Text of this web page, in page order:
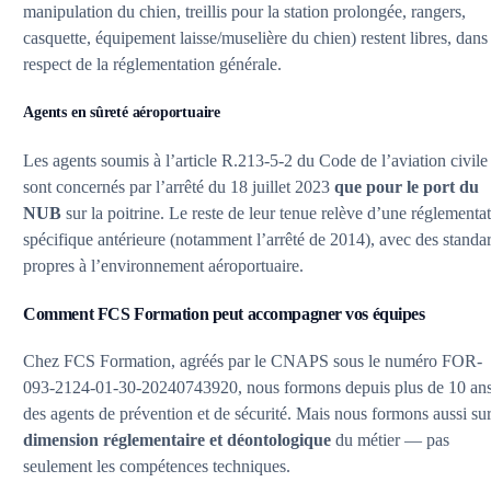
manipulation du chien, treillis pour la station prolongée, rangers,
casquette, équipement laisse/muselière du chien) restent libres,
respect de la réglementation générale.
Agents en sûreté aéroportuaire
Les agents soumis à l’article R.213-5-2 du Code de l’aviation civile
sont concernés par l’arrêté du 18 juillet 2023que pour le port du
NUB sur la poitrine. Le reste de leur tenue relève d’une
spécifique antérieure (notamment l’arrêté de 2014), avec des
propres à l’environnement aéroportuaire.
Comment FCS Formation peut accompagner vos équipes
Chez FCS Formation, agréés par le CNAPS sous le numéro FOR-
093-2124-01-30-20240743920, nous formons depuis plus de 10
des agents de prévention et de sécurité. Mais nous formons aussi
dimension réglementaire et déontologique du métier — pas
seulement les compétences techniques.